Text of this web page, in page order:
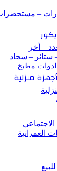
–
– أخر
ستائر – سجاد
مطبخ
منزلية
الاجتماعي
العمرانية